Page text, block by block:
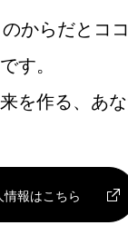
からだとコ
す。
を作る、あ
情報はこちら